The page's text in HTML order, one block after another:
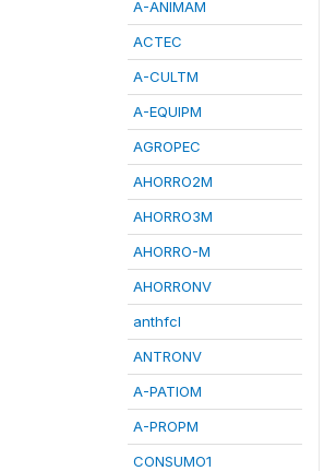
A-ANIMAM
ACTEC
A-CULTM
A-EQUIPM
AGROPEC
AHORRO2M
AHORRO3M
AHORRO-M
AHORRONV
anthfcl
ANTRONV
A-PATIOM
A-PROPM
CONSUMO1